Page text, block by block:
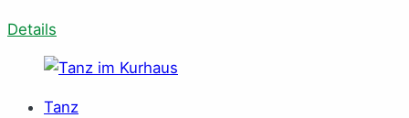
Details
Tanz